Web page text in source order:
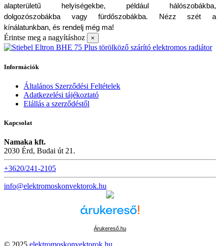
alapterületű helyiségekbe, például hálószobákba,
dolgozószobákba vagy fürdőszobákba. Nézz szét a
kínálatunkban, és rendelj még ma!
Érintse meg a nagyításhoz ×
Információk
Általános Szerződési Feltételek
Adatkezelési tájékoztató
Elállás a szerződéstől
Kapcsolat
Namaka kft.
2030 Érd, Budai út 21.
+3620/241-2105
info@elektromoskonvektorok.hu
Árukereső.hu
© 2025 elektromoskonvektorok.hu